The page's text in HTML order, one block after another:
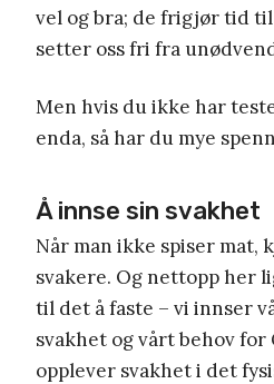
vel og bra; de frigjør tid
setter oss fri fra
Men hvis du ikke har
enda, så har du mye
Å innse sin svakhet
Når man ikke spiser mat,
svakere. Og nettopp her
til det å faste – vi innser
svakhet og vårt behov for
opplever svakhet i det